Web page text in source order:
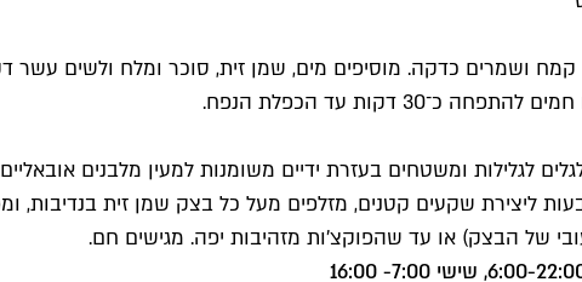
ושמרים כדקה. מוסיפים מים, שמן זית, סוכר ומלח ולשים עשר
דקות עד הכפלת הנפח.
ליצירת שקעים קטנים, מזלפים מעל כל בצק שמן זית בנדיבות,